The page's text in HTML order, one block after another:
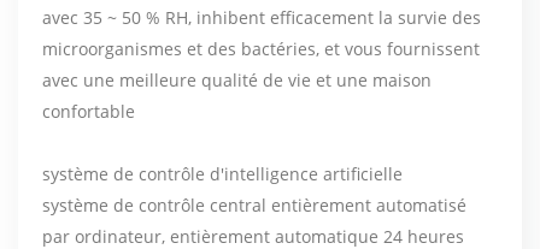
avec 35 ~ 50 % RH, inhibent efficacement la survie des
microorganismes et des bactéries, et vous fournissent
avec une meilleure qualité de vie et une maison
confortable
système de contrôle d'intelligence artificielle
système de contrôle central entièrement automatisé
par ordinateur, entièrement automatique 24 heures